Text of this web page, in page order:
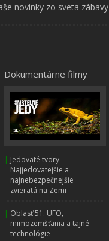
Reťazová reakcia
Hurá do džungle 6x4 -
Neznámy objekt
Hurá do džungle 6x5 -
Hypnóza
Hurá do džungle 6x6 - Nič
nerobenie
Hurá do džungle 6x7 -
Magický nápoj
novinky zo sveta zábavy
Dokumentárne filmy
| Jedovaté tvory -
Najjedovatejšie a
najnebezpečnejšie
zvieratá na Zemi
| Oblasť 51: UFO,
mimozemšťania a tajné
technológie